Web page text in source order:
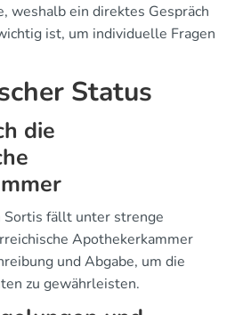
weshalb ein direktes Gespräch
ist, um individuelle Fragen
Status
die
Sortis fällt unter strenge
Apothekerkammer
und Abgabe, um die
zu gewährleisten.